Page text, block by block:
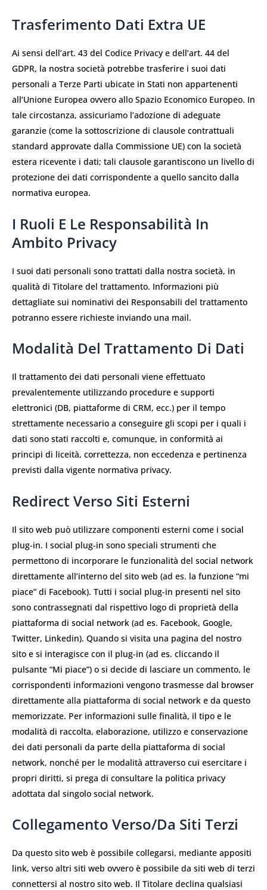
Trasferimento Dati Extra UE
Ai sensi dell’art. 43 del Codice Privacy e dell’art. 44 del
GDPR, la nostra società potrebbe trasferire i suoi dati
personali a Terze Parti ubicate in Stati non appartenenti
all’Unione Europea ovvero allo Spazio Economico Europeo. In
tale circostanza, assicuriamo l’adozione di adeguate
garanzie (come la sottoscrizione di clausole contrattuali
standard approvate dalla Commissione UE) con la società
estera ricevente i dati; tali clausole garantiscono un livello di
protezione dei dati corrispondente a quello sancito dalla
normativa europea.
I Ruoli E Le Responsabilità In
Ambito Privacy
I suoi dati personali sono trattati dalla nostra società, in
qualità di Titolare del trattamento. Informazioni più
dettagliate sui nominativi dei Responsabili del trattamento
potranno essere richieste inviando una mail.
Modalità Del Trattamento Di Dati
Il trattamento dei dati personali viene effettuato
prevalentemente utilizzando procedure e supporti
elettronici (DB, piattaforme di CRM, ecc.) per il tempo
strettamente necessario a conseguire gli scopi per i quali i
dati sono stati raccolti e, comunque, in conformità ai
principi di liceità, correttezza, non eccedenza e pertinenza
previsti dalla vigente normativa privacy.
Redirect Verso Siti Esterni
Il sito web può utilizzare componenti esterni come i social
plug-in. I social plug-in sono speciali strumenti che
permettono di incorporare le funzionalità del social network
direttamente all’interno del sito web (ad es. la funzione “mi
piace” di Facebook). Tutti i social plug-in presenti nel sito
sono contrassegnati dal rispettivo logo di proprietà della
piattaforma di social network (ad es. Facebook, Google,
Twitter, Linkedin). Quando si visita una pagina del nostro
sito e si interagisce con il plug-in (ad es. cliccando il
pulsante “Mi piace”) o si decide di lasciare un commento, le
corrispondenti informazioni vengono trasmesse dal browser
direttamente alla piattaforma di social network e da questo
memorizzate. Per informazioni sulle finalità, il tipo e le
modalità di raccolta, elaborazione, utilizzo e conservazione
dei dati personali da parte della piattaforma di social
network, nonché per le modalità attraverso cui esercitare i
propri diritti, si prega di consultare la politica privacy
adottata dal singolo social network.
Collegamento Verso/da Siti Terzi
Da questo sito web è possibile collegarsi, mediante appositi
link, verso altri siti web ovvero è possibile da siti web di terzi
connettersi al nostro sito web. Il Titolare declina qualsiasi